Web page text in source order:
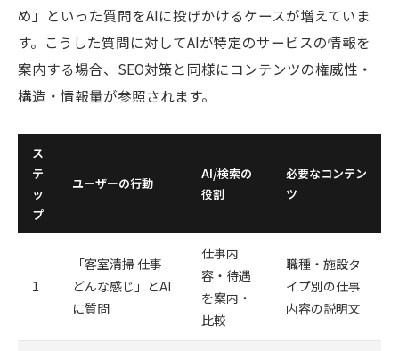
め」といった質問をAIに投げかけるケースが増えていま
す。こうした質問に対してAIが特定のサービスの情報を
案内する場合、SEO対策と同様にコンテンツの権威性・
構造・情報量が参照されます。
ス
テ
ッ
プ
ユーザーの行動
AI/検索の
役割
必要なコンテン
ツ
1
「客室清掃 仕事
どんな感じ」とAI
に質問
仕事内
容・待遇
を案内・
比較
職種・施設タ
イプ別の仕事
内容の説明文